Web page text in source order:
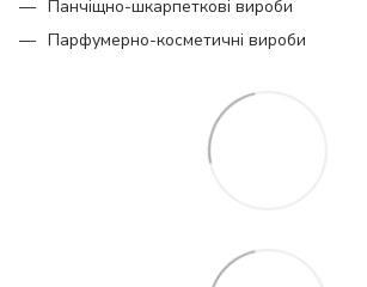
Панчіщно-шкарпеткові вироби
Парфумерно-косметичні вироби